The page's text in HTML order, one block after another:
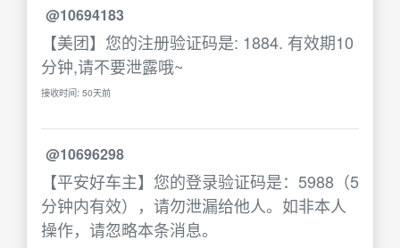
@10694183
【美团】您的注册验证码是: 1884. 有效期10
分钟,请不要泄露哦~
接收时间: 50天前
@10696298
【平安好车主】您的登录验证码是：5988（5
分钟内有效），请勿泄漏给他人。如非本人
操作，请忽略本条消息。